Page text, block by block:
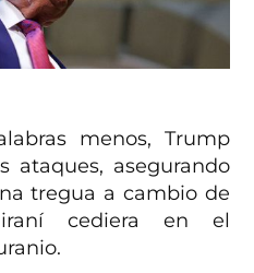
menos, Trump
ataques, asegurando
tregua a cambio de
cediera en el